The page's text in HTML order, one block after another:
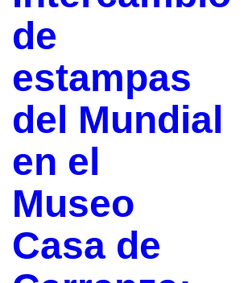
de
estampas
del Mundial
en el
Museo
Casa de